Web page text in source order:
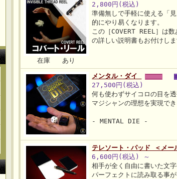
在庫 あり
2,800円(税込)
準備無しで手軽に使える「
的にやり易くなります。
この［COVERT REEL］は
の詳しい説明書もお付けし
メンタル・ダイ
27,500円(税込)
何も使わずサイコロの目を
マジシャンの理想を実現で
- MENTAL DIE -
テレソート・パッド ＜メー
6,600円(税込)
～
相手が全く自由に書いた文
パーフェクトに読み取る事